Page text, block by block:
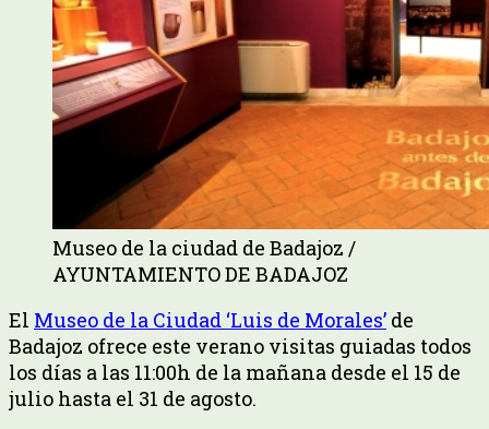
Museo de la ciudad de Badajoz /
AYUNTAMIENTO DE BADAJOZ
El Museo de la Ciudad ‘Luis de Morales’ de
Badajoz ofrece este verano visitas guiadas todos
los días a las 11:00h de la mañana desde el 15 de
julio hasta el 31 de agosto.